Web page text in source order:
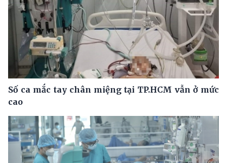
Số ca mắc tay chân miệng tại TP.HCM vẫn ở mức
cao